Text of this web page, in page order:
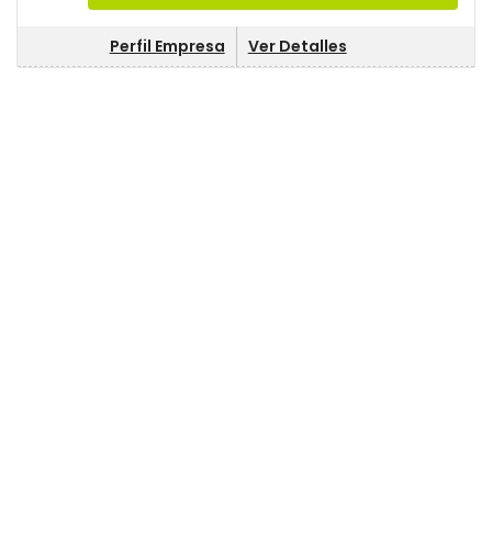
Perfil Empresa Ver Detalles